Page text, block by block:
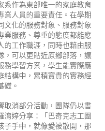
系作為東部唯一的家庭教育
業人員的重要責任。在學期
文化的服務對象、服務對象
業服務、尊重的態度都能應
的工作職涯，同時也藉由服
，可以更貼近原鄉部落，讓
務學習方案，學生能實際應
結構中，累積寶貴的實務經
礎。
取消部分活動，團隊仍以書
淯婷分享：「巴奇克志工團
子手中，就像愛被散開，那